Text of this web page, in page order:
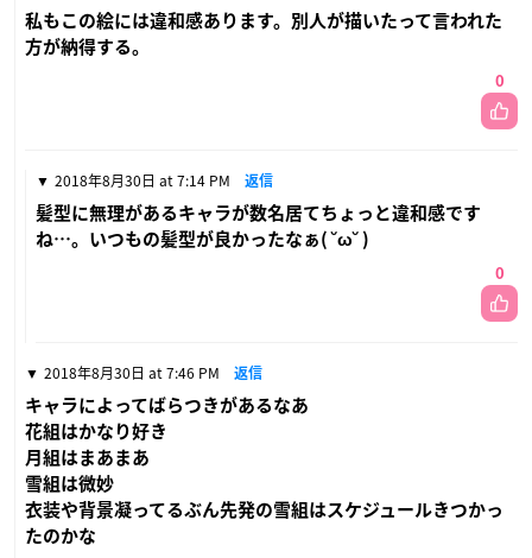
私もこの絵には違和感あります。別人が描いたって言われた
方が納得する。
0
2018年8月30日 at 7:14 PM 返信
髪型に無理があるキャラが数名居てちょっと違和感です
ね…。いつもの髪型が良かったなぁ( ˘ω˘ )
0
2018年8月30日 at 7:46 PM 返信
キャラによってばらつきがあるなあ
花組はかなり好き
月組はまあまあ
雪組は微妙
衣装や背景凝ってるぶん先発の雪組はスケジュールきつかっ
たのかな